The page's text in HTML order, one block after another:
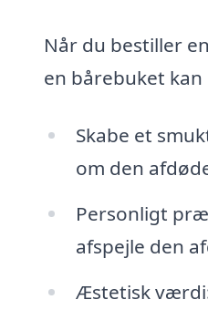
Når du bestiller
en bårebuket
Skabe et
om den
Personligt
afspejle den
Æstetisk